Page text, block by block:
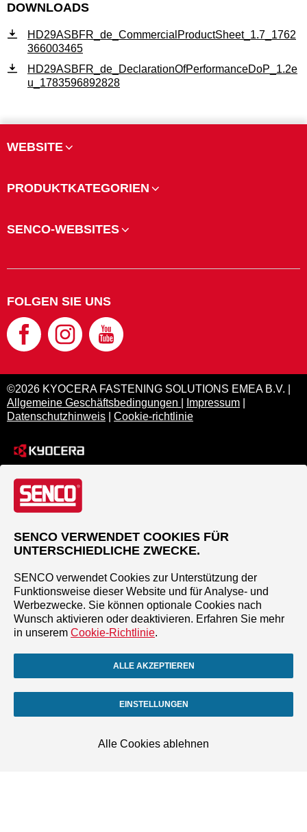
DOWNLOADS
HD29ASBFR_de_CommercialProductSheet_1.7_1762
366003465
HD29ASBFR_de_DeclarationOfPerformanceDoP_1.2e
u_1783596892828
WEBSITE
PRODUKTKATEGORIEN
SENCO-WEBSITES
FOLGEN SIE UNS
©2026 KYOCERA FASTENING SOLUTIONS EMEA B.V. |
Allgemeine Geschäftsbedingungen
Impressum
Datenschutzhinweis
Cookie-richtlinie
SENCO VERWENDET COOKIES FÜR
UNTERSCHIEDLICHE ZWECKE.
SENCO verwendet Cookies zur Unterstützung der
Funktionsweise dieser Website und für Analyse- und
Werbezwecke. Sie können optionale Cookies nach
Wunsch aktivieren oder deaktivieren. Erfahren Sie mehr
in unserem Cookie-Richtlinie.
ALLE AKZEPTIEREN
EINSTELLUNGEN
Alle Cookies ablehnen